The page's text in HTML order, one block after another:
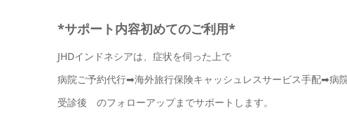
*サポート内容初めてのご利用*
JHDインドネシアは、症状を伺った上で
病院ご予約代行➡海外旅行保険キャッシュレスサービス手配➡
受診後 のフォローアップまでサポートします。